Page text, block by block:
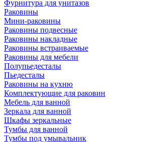
Фурнитура для унитазов
Раковины
Мини-раковины
Раковины подвесные
Раковины накладные
Раковины встраиваемые
Раковины для мебели
Полупьедесталы
Пьедесталы
Раковины на кухню
Комплектующие для раковин
Мебель для ванной
Зеркала для ванной
Шкафы зеркальные
Тумбы для ванной
Тумбы под умывальник